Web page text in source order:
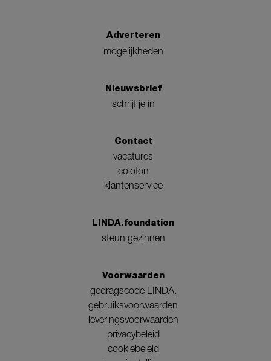
Adverteren
mogelijkheden
Nieuwsbrief
schrijf je in
Contact
vacatures
colofon
klantenservice
LINDA.foundation
steun gezinnen
Voorwaarden
gedragscode LINDA.
gebruiksvoorwaarden
leveringsvoorwaarden
privacybeleid
cookiebeleid